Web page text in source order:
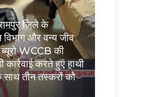
जिले के
और वन्य जीव
WCCB की
करते हुए हाथी
तीन तस्करों को